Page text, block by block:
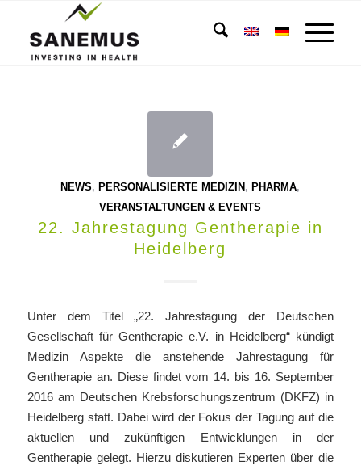
NEWS, PERSONALISIERTE MEDIZIN , PHARMA,
VERANSTALTUNGEN & EVENTS
22. Jahrestagung Gentherapie in
Heidelberg
Unter dem Titel „22. Jahrestagung der Deutschen
Gesellschaft für Gentherapie e.V. in Heidelberg“ kündigt
Medizin Aspekte die anstehende Jahrestagung für
Gentherapie an. Diese findet vom 14. bis 16. September
2016 am Deutschen Krebsforschungszentrum (DKFZ) in
Heidelberg statt. Dabei wird der Fokus der Tagung auf die
aktuellen und zukünftigen Entwicklungen in der
Gentherapie gelegt. Hierzu diskutieren Experten über die